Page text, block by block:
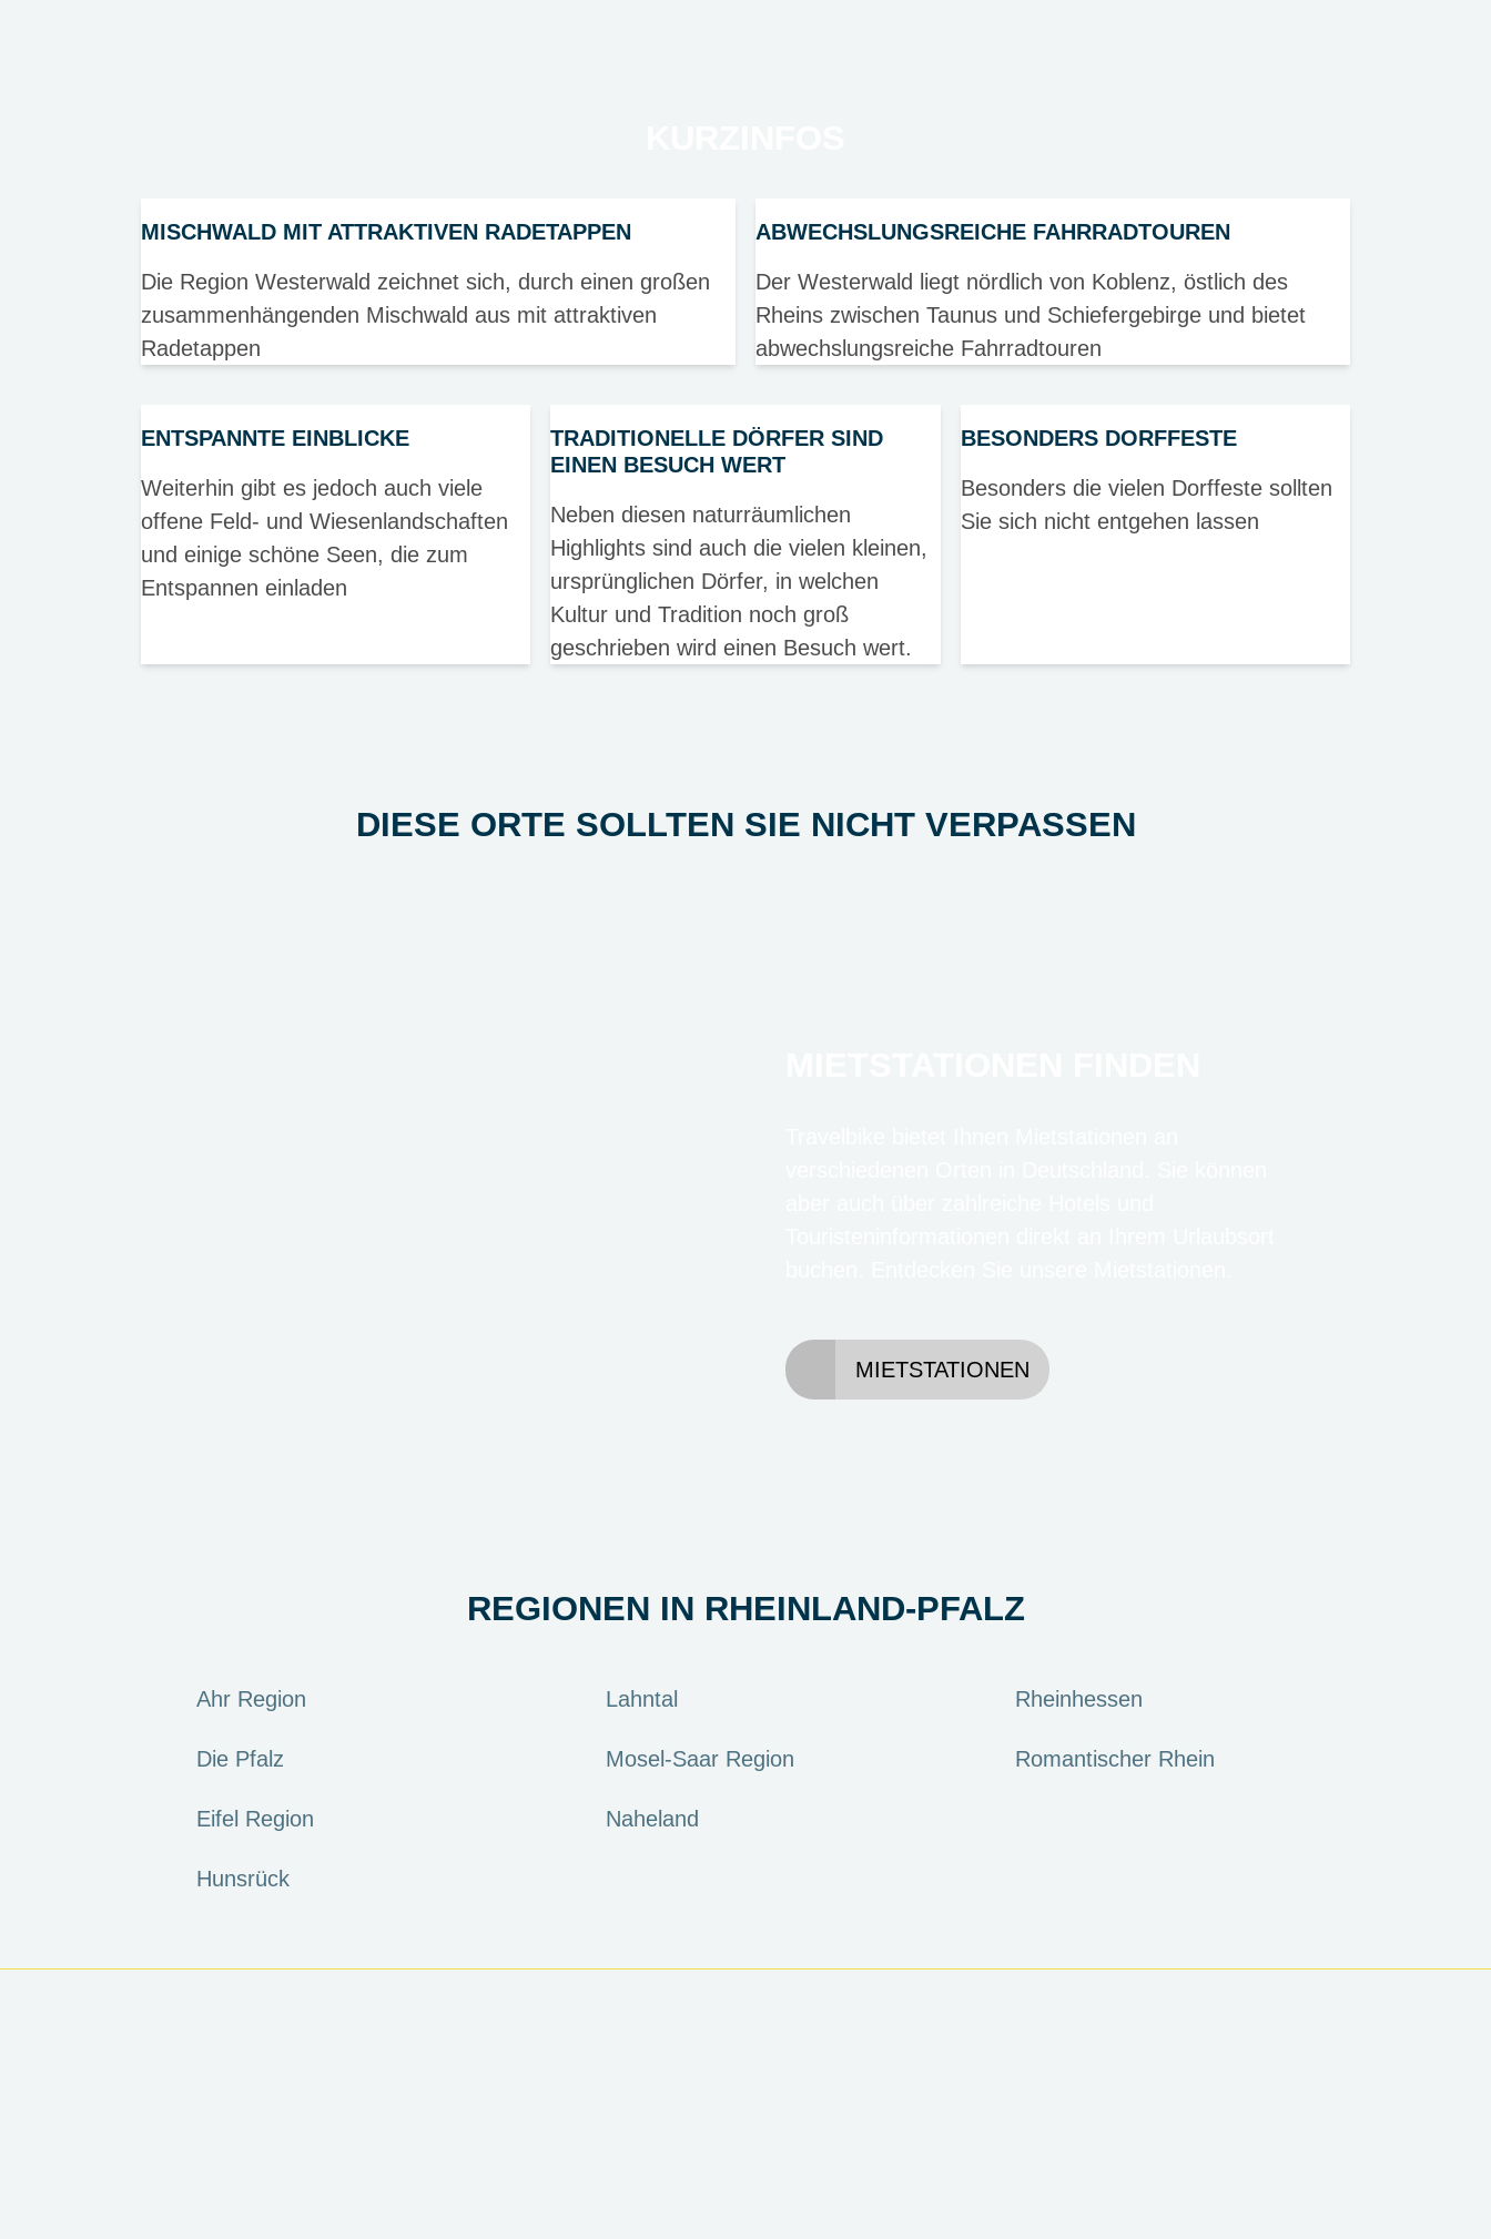
MISCHWALD MIT ATTRAKTIVEN RADETAPPEN
Die Region Westerwald zeichnet sich, durch einen großen
zusammenhängenden Mischwald aus mit attraktiven
Radetappen
ABWECHSLUNGSREICHE FAHRRADTOUREN
Der Westerwald liegt nördlich von Koblenz, östlich des
Rheins zwischen Taunus und Schiefergebirge und bietet
abwechslungsreiche Fahrradtouren
ENTSPANNTE EINBLICKE
Weiterhin gibt es jedoch auch viele
offene Feld- und Wiesenlandschaften
und einige schöne Seen, die zum
Entspannen einladen
TRADITIONELLE DÖRFER SIND
EINEN BESUCH WERT
Neben diesen naturräumlichen
Highlights sind auch die vielen kleinen,
ursprünglichen Dörfer, in welchen
Kultur und Tradition noch groß
geschrieben wird einen Besuch wert.
BESONDERS DORFFESTE
Besonders die vielen Dorffeste sollten
Sie sich nicht entgehen lassen
DIESE ORTE SOLLTEN SIE NICHT VERPASSEN
MIETSTATIONEN
REGIONEN IN RHEINLAND-PFALZ
Ahr Region
Die Pfalz
Eifel Region
Hunsrück
Lahntal
Mosel-Saar Region
Naheland
Rheinhessen
Romantischer Rhein